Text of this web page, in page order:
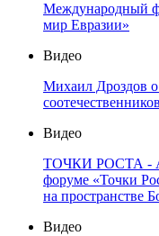
Международный
мир Евразии»
Видео
Михаил Дроздов
Видео
ТОЧКИ РОСТА -
форуме «Точки
на пространстве
Видео